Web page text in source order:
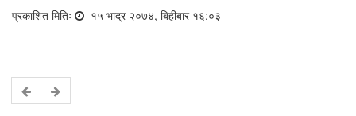
प्रकाशित मितिः १५ भाद्र २०७४, बिहीबार १६:०३